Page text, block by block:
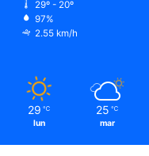
29º - 20º
97%
2.55 km/h
29 ℃
lun
25 ℃
mar